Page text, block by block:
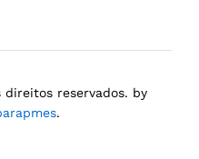
direitos reservados. by
.